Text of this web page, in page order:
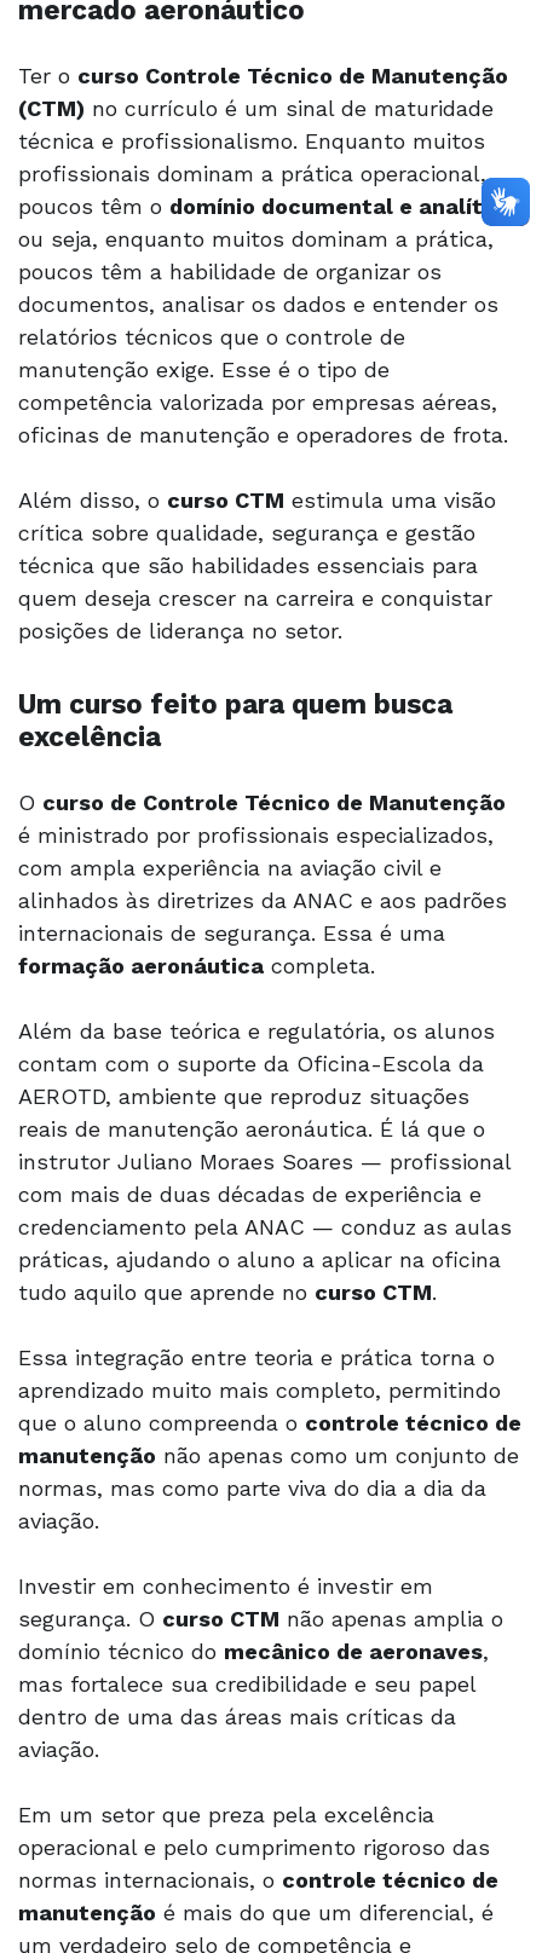
mercado aeronáutico
Ter o curso Controle Técnico de Manutenção
(CTM) no currículo é um sinal de maturidade
técnica e profissionalismo. Enquanto muitos
profissionais dominam a prática operacional,
poucos têm o domínio documental e analítico,
ou seja, enquanto muitos dominam a prática,
poucos têm a habilidade de organizar os
documentos, analisar os dados e entender os
relatórios técnicos que o controle de
manutenção exige. Esse é o tipo de
competência valorizada por empresas aéreas,
oficinas de manutenção e operadores de frota.
Além disso, o curso CTM estimula uma visão
crítica sobre qualidade, segurança e gestão
técnica que são habilidades essenciais para
quem deseja crescer na carreira e conquistar
posições de liderança no setor.
Um curso feito para quem busca
excelência
O curso de Controle Técnico de Manutenção
é ministrado por profissionais especializados,
com ampla experiência na aviação civil e
alinhados às diretrizes da ANAC e aos padrões
internacionais de segurança. Essa é uma
formação aeronáutica completa.
Além da base teórica e regulatória, os alunos
contam com o suporte da Oficina-Escola da
AEROTD, ambiente que reproduz situações
reais de manutenção aeronáutica. É lá que o
instrutor Juliano Moraes Soares — profissional
com mais de duas décadas de experiência e
credenciamento pela ANAC — conduz as aulas
práticas, ajudando o aluno a aplicar na oficina
tudo aquilo que aprende no curso CTM.
Essa integração entre teoria e prática torna o
aprendizado muito mais completo, permitindo
que o aluno compreenda o controle técnico de
manutenção não apenas como um conjunto de
normas, mas como parte viva do dia a dia da
aviação.
Investir em conhecimento é investir em
segurança. O curso CTM não apenas amplia o
domínio técnico do mecânico de aeronaves,
mas fortalece sua credibilidade e seu papel
dentro de uma das áreas mais críticas da
aviação.
Em um setor que preza pela excelência
operacional e pelo cumprimento rigoroso das
normas internacionais, o controle técnico de
manutenção é mais do que um diferencial, é
um verdadeiro selo de competência e